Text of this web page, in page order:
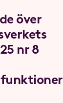
över
nr 8